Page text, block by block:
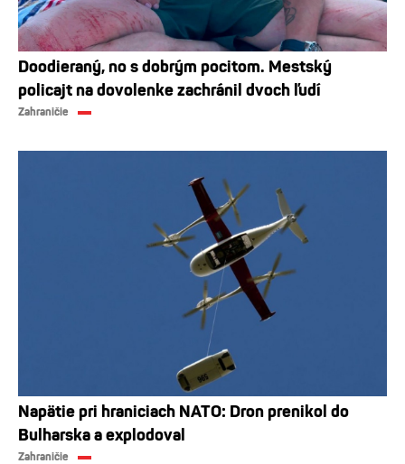
Doodieraný, no s dobrým pocitom. Mestský
policajt na dovolenke zachránil dvoch ľudí
Zahraničie
Napätie pri hraniciach NATO: Dron prenikol do
Bulharska a explodoval
Zahraničie